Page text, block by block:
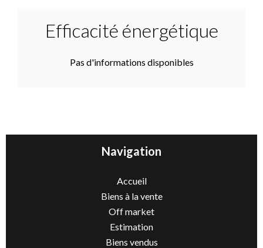
Efficacité énergétique
Pas d'informations disponibles
Navigation
Accueil
Biens à la vente
Off market
Estimation
Biens vendus